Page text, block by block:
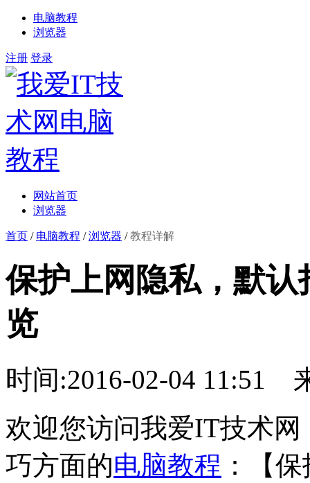
电脑教程
浏览器
注册 登录
网站首页
浏览器
首页 / 电脑教程 /浏览器 /教程详解
保护上网隐私，默
览
时间:2016-02-04 11:51
欢迎您访问我爱IT技术
巧方面的电脑教程 ：【